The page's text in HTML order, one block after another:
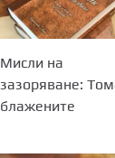
Мисли на
зазоряване:
блажените